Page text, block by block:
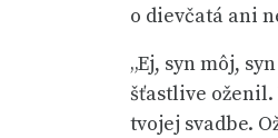
o dievčatá ani
„Ej, syn môj,
šťastlive oženil.
tvojej svadbe.